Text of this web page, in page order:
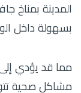
المدينة بمناخ
بسهولة داخل
مما قد يؤدي
مشاكل صحية